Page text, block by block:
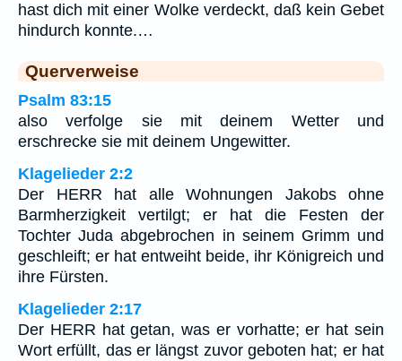
hast dich mit einer Wolke verdeckt, daß kein Gebet
hindurch konnte.…
Querverweise
Psalm 83:15
also verfolge sie mit deinem Wetter und
erschrecke sie mit deinem Ungewitter.
Klagelieder 2:2
Der HERR hat alle Wohnungen Jakobs ohne
Barmherzigkeit vertilgt; er hat die Festen der
Tochter Juda abgebrochen in seinem Grimm und
geschleift; er hat entweiht beide, ihr Königreich und
ihre Fürsten.
Klagelieder 2:17
Der HERR hat getan, was er vorhatte; er hat sein
Wort erfüllt, das er längst zuvor geboten hat; er hat